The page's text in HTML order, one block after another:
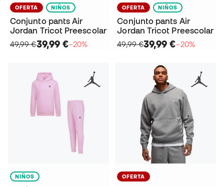
OFERTA NIÑOS
Conjunto pants Air
Jordan Tricot Preescolar
49,99 €39,99 €−20%
OFERTA NIÑOS
Conjunto pants Air
Jordan Tricot Preescolar
49,99 €39,99 €−20%
NIÑOS OFERTA